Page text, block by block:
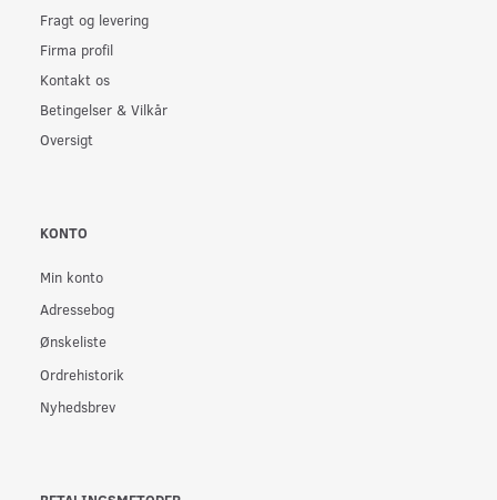
Fragt og levering
Firma profil
Kontakt os
Betingelser & Vilkår
Oversigt
KONTO
Min konto
Adressebog
Ønskeliste
Ordrehistorik
Nyhedsbrev